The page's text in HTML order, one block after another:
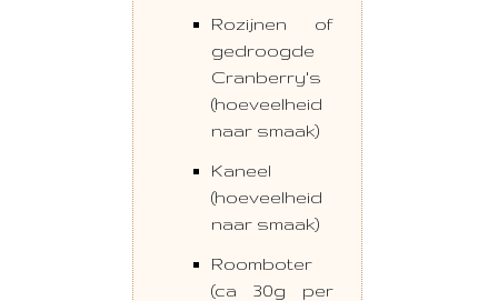
Rozijnen of
gedroogde
Cranberry's
(hoeveelheid
naar smaak)
Kaneel
(hoeveelheid
naar smaak)
Roomboter
(ca 30g per